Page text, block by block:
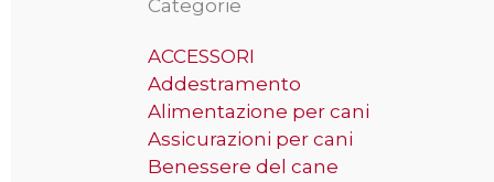
Categorie
ACCESSORI
Addestramento
Alimentazione per cani
Assicurazioni per cani
Benessere del cane